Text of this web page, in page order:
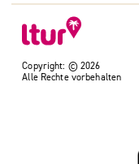
Copyright: © 2026
Alle Rechte vorbehalten